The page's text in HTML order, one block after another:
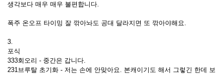
생각보다 매우 매우 불편합니다.
폭주 온오프 타이밍 잘 깎아놔도 공대 달라지면 또 깎아야해요.
3.
포식
333회오리 - 중간은 갑니다.
231브루탈 초기화 - 저는 손에 안맞아요. 본캐이기도 해서 그렇긴 한데 보